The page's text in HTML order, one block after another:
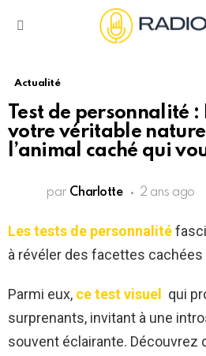
Actualité
Test de personnalité :
votre véritable
l’animal caché qui
par Charlotte 2 ans ago
Les tests de personnalité
à révéler des facettes
Parmi eux, ce test visuel
qui
surprenants, invitant à une
souvent éclairante. Découvrez